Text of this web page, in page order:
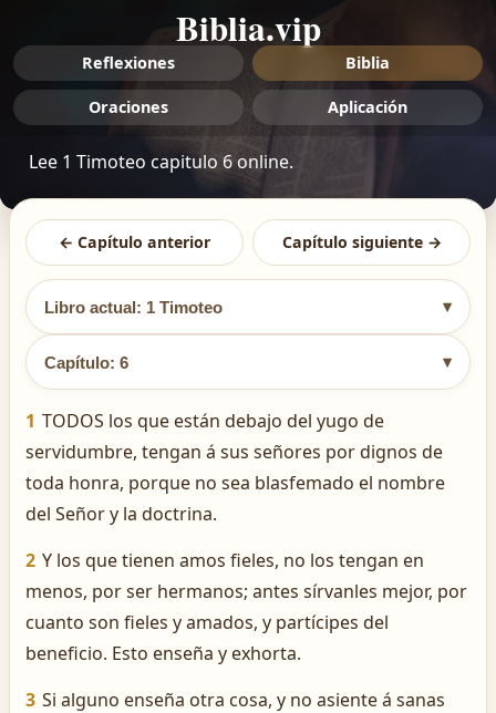
Biblia.vip
Reflexiones Biblia
Oraciones Aplicación
Lee 1 Timoteo capitulo 6 online.
← Capítulo anterior Capítulo siguiente →
Libro actual: 1 Timoteo ▾
Capítulo: 6 ▾
1 TODOS los que están debajo del yugo de
servidumbre, tengan á sus señores por dignos de
toda honra, porque no sea blasfemado el nombre
del Señor y la doctrina.
2 Y los que tienen amos fieles, no los tengan en
menos, por ser hermanos; antes sírvanles mejor, por
cuanto son fieles y amados, y partícipes del
beneficio. Esto enseña y exhorta.
3 Si alguno enseña otra cosa, y no asiente á sanas